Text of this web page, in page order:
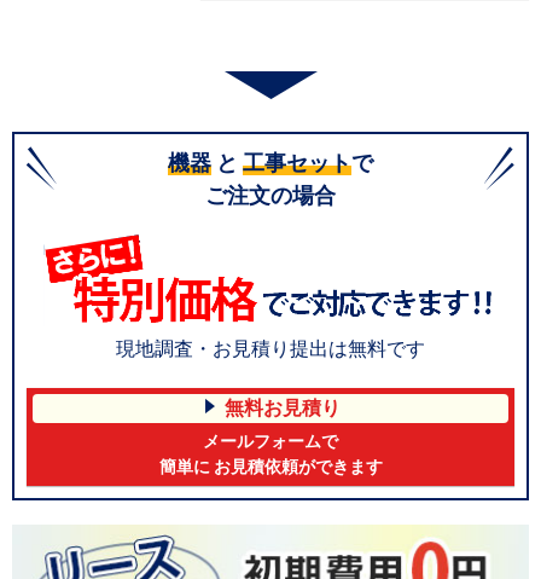
機器 と 工事セットで
ご注文の場合
現地調査・お見積り提出は無料です
無料お見積り
メールフォームで
簡単に お見積依頼ができます